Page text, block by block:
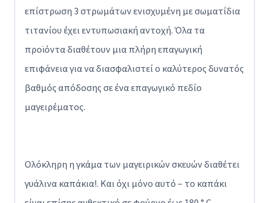
επίστρωση 3 στρωμάτων ενισχυμένη με σωματίδια
τιτανίου έχει εντυπωσιακή αντοχή. Όλα τα
προϊόντα διαθέτουν μια πλήρη επαγωγική
επιφάνεια για να διασφαλιστεί ο καλύτερος δυνατός
βαθμός απόδοσης σε ένα επαγωγικό πεδίο
μαγειρέματος.
Ολόκληρη η γκάμα των μαγειρικών σκευών διαθέτει
γυάλινα καπάκια!. Και όχι μόνο αυτό – το καπάκι